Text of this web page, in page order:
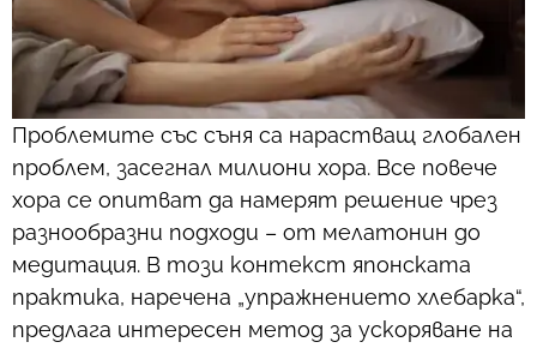
Проблемите със съня са нарастващ глобален
проблем, засегнал милиони хора. Все повече
хора се опитват да намерят решение чрез
разнообразни подходи – от мелатонин до
медитация. В този контекст японската
практика, наречена „упражнението хлебарка“,
предлага интересен метод за ускоряване на